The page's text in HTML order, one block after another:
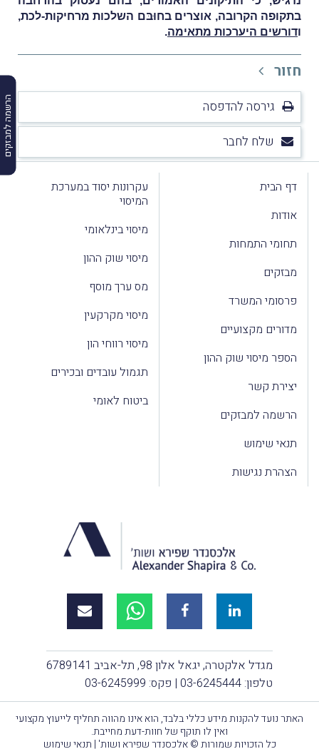
הרשמה למבזקים
בתקופה הקרובה, אוצרים בחוּבּם השלכות מרחיקות-לכת,
ודורשים היערכות מתאימה.
חזור
גירסה להדפסה
שלח לחבר
דף הבית
אודות
תחומי התמחות
מבזקים
פרסומי המשרד
מדורים מקצועיים
הספר מיסוי שוק ההון
יצירת קשר
הרשמה למבזקים
תנאי שימוש
הצהרת נגישות
עקרונות יסוד במערכת
המיסוי
מיסוי בינלאומי
מיסוי שוק ההון
מס ערך מוסף
מיסוי מקרקעין
מיסוי רווחי הון
תגמול עובדים ובכירים
ביטוח לאומי
מגדל אלקטרה, יגאל אלון 98, תל-אביב 6789141
טלפון: 03-6245444 | פקס: 03-6245999
האתר נועד להקנות מידע כללי בלבד, הוא אינו מהווה תחליף לייעוץ מקצועי
ואין לו תוקף של חוות-דעת מחייבת.
כל הזכויות שמורות © אלכסנדר שפירא ושות' | תנאי שימוש